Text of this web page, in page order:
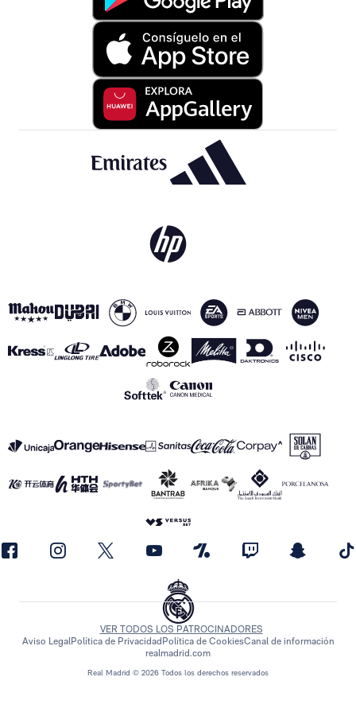
Real Madrid © 2026 Todos los derechos reservados
VER TODOS LOS PATROCINADORES
Aviso LegalPolítica de Privacidad Política de CookiesCanal de información
realmadrid.com